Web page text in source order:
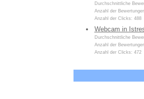
Durchschnittliche
Anzahl der
Anzahl der Clicks: 488
Webcam in
Durchschnittliche
Anzahl der
Anzahl der Clicks: 472